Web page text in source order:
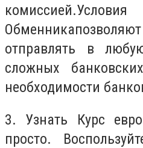
комиссией.Условия
Обменника
отправлять в
сложных
необходимости
3. Узнать Курс
просто.